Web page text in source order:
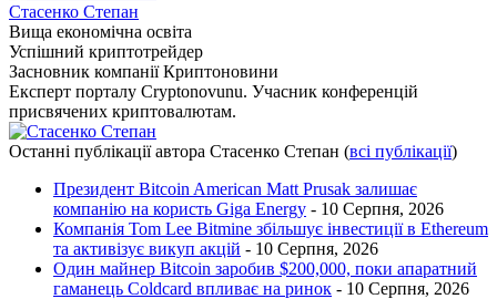
Стасенко Степан
Вища економічна освіта
Успішний криптотрейдер
Засновник компанії Криптоновини
Експерт порталу Cryptonovunu. Учасник конференцій
присвячених криптовалютам.
Останні публікації автора Стасенко Степан (всі публікації)
Президент Bitcoin American Matt Prusak залишає
компанію на користь Giga Energy - 10 Серпня, 2026
Компанія Tom Lee Bitmine збільшує інвестиції в Ethereum
та активізує викуп акцій - 10 Серпня, 2026
Один майнер Bitcoin заробив $200,000, поки апаратний
гаманець Coldcard впливає на ринок - 10 Серпня, 2026